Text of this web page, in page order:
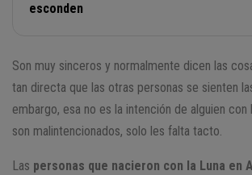
esconden
Son muy sinceros y normalmente dicen las
tan directa que las otras personas se sienten
embargo, esa no es la intención de alguien con
son malintencionados, solo les falta tacto.
Las personas que nacieron con la Luna en